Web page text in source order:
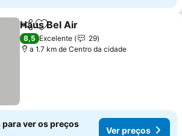
PartilharAdicionar aos favoritos
Haus Bel Air
8,5 Excelente
29
a 1.7 km de Centro da cidade
para ver os preços
Ver preços